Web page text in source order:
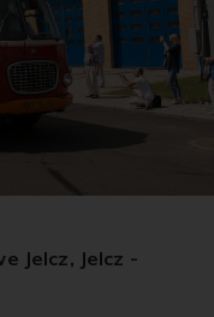
Jelcz, Jelcz -